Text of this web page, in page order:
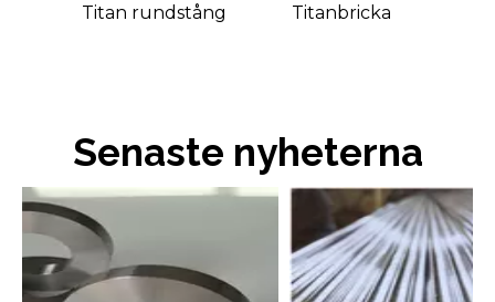
rundstång Titanbricka
Senaste nyheterna